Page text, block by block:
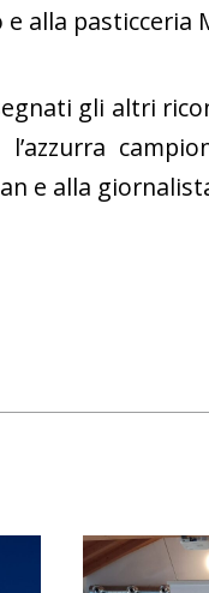
alla pasticceria
gli altri
e alla